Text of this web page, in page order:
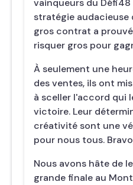
vainqueurs du
stratégie audacieuse
gros contrat a
risquer gros pour
À seulement une
des ventes, ils ont
à sceller l'accord qui
victoire. Leur
créativité sont une
pour nous tous.
Nous avons hâte de
grande finale au